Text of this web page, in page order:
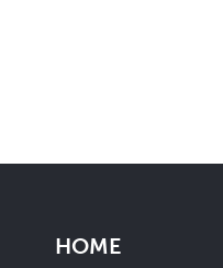
HOME